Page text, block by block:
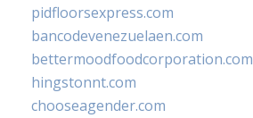
pidfloorsexpress.com
bancodevenezuelaen.com
bettermoodfoodcorporation.com
hingstonnt.com
chooseagender.com